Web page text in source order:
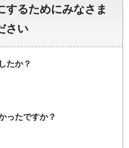
するためにみなさま
さい
たか？
ったですか？